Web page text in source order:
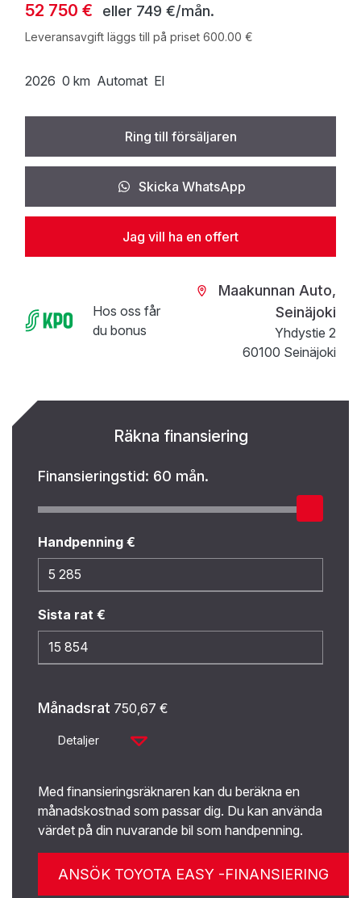
52 750 € eller 749 €/mån.
Leveransavgift läggs till på priset 600.00 €
2026 0 km Automat El
Ring till försäljaren
Skicka WhatsApp
Jag vill ha en offert
Hos oss får
du bonus
Maakunnan Auto,
Seinäjoki
Yhdystie 2
60100 Seinäjoki
Räkna finansiering
Finansieringstid: 60 mån.
Handpenning €
Sista rat €
Månadsrat 750,67 €
Detaljer
Med finansieringsräknaren kan du beräkna en
månadskostnad som passar dig. Du kan använda
värdet på din nuvarande bil som handpenning.